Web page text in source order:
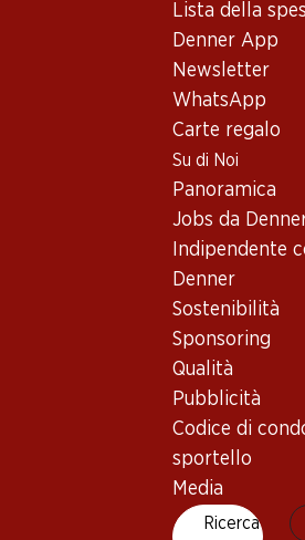
Lista della
Denner App
Newsletter
WhatsApp
Carte regalo
Su di Noi
Panoramica
Jobs da
Indipendente
Denner
Sostenibilità
Sponsoring
Qualità
Pubblicità
Codice di
sportello
Media
Ricerca
Vino rosso_old
Maturità di beva
Temperatura di beva
Impronta di CO2